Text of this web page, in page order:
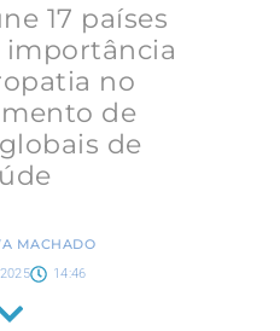
17 países
importância
no
de
de
MACHADO
14:46